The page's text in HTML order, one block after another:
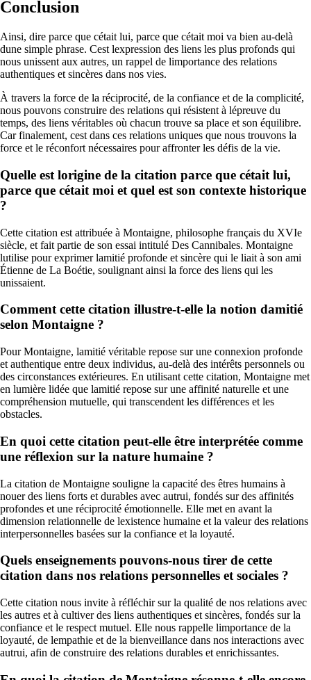
Conclusion
Ainsi, dire parce que cétait lui, parce que cétait moi va bien au-delà
dune simple phrase. Cest lexpression des liens les plus profonds qui
nous unissent aux autres, un rappel de limportance des relations
authentiques et sincères dans nos vies.
À travers la force de la réciprocité, de la confiance et de la complicité,
nous pouvons construire des relations qui résistent à lépreuve du
temps, des liens véritables où chacun trouve sa place et son équilibre.
Car finalement, cest dans ces relations uniques que nous trouvons la
force et le réconfort nécessaires pour affronter les défis de la vie.
Quelle est lorigine de la citation parce que cétait lui,
parce que cétait moi et quel est son contexte historique
?
Cette citation est attribuée à Montaigne, philosophe français du XVIe
siècle, et fait partie de son essai intitulé Des Cannibales. Montaigne
lutilise pour exprimer lamitié profonde et sincère qui le liait à son ami
Étienne de La Boétie, soulignant ainsi la force des liens qui les
unissaient.
Comment cette citation illustre-t-elle la notion damitié
selon Montaigne ?
Pour Montaigne, lamitié véritable repose sur une connexion profonde
et authentique entre deux individus, au-delà des intérêts personnels ou
des circonstances extérieures. En utilisant cette citation, Montaigne met
en lumière lidée que lamitié repose sur une affinité naturelle et une
compréhension mutuelle, qui transcendent les différences et les
obstacles.
En quoi cette citation peut-elle être interprétée comme
une réflexion sur la nature humaine ?
La citation de Montaigne souligne la capacité des êtres humains à
nouer des liens forts et durables avec autrui, fondés sur des affinités
profondes et une réciprocité émotionnelle. Elle met en avant la
dimension relationnelle de lexistence humaine et la valeur des relations
interpersonnelles basées sur la confiance et la loyauté.
Quels enseignements pouvons-nous tirer de cette
citation dans nos relations personnelles et sociales ?
Cette citation nous invite à réfléchir sur la qualité de nos relations avec
les autres et à cultiver des liens authentiques et sincères, fondés sur la
confiance et le respect mutuel. Elle nous rappelle limportance de la
loyauté, de lempathie et de la bienveillance dans nos interactions avec
autrui, afin de construire des relations durables et enrichissantes.